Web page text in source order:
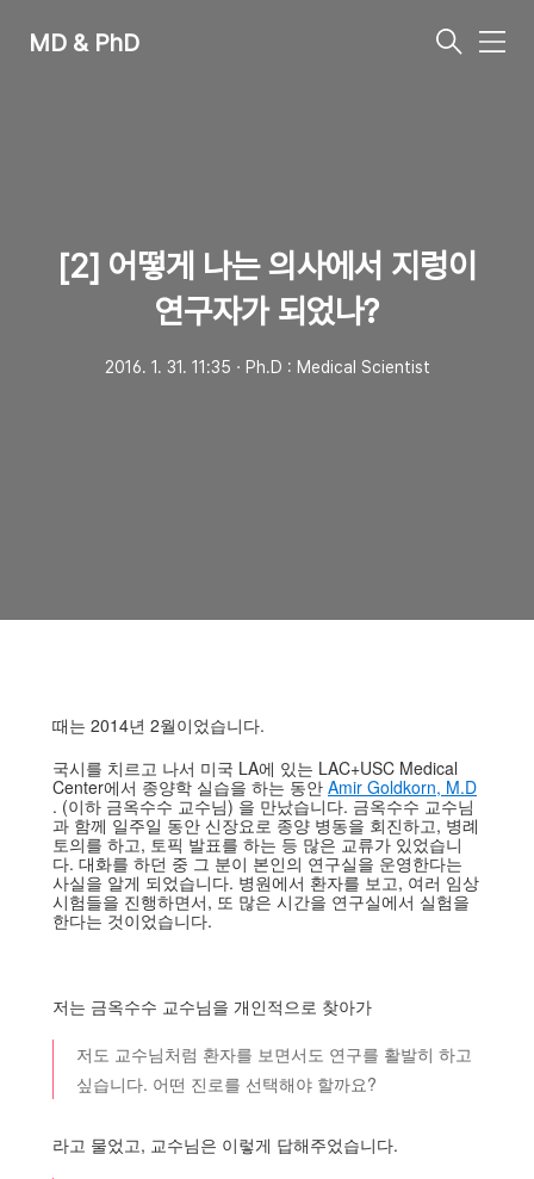
MD & PhD
메
[2] 어떻게 나는 의사에서 지렁이
연구자가 되었나?
2016. 1. 31. 11:35 ㆍ Ph.D : Medical Scientist
때는 2014년 2월이었습니다.
국시를 치르고 나서 미국 LA에 있는 LAC+USC Medical
Center에서 종양학 실습을 하는 동안 Amir Goldkorn, M.D
. (이하 금옥수수 교수님) 을 만났습니다. 금옥수수 교수님
과 함께 일주일 동안 신장요로 종양 병동을 회진하고, 병례
토의를 하고, 토픽 발표를 하는 등 많은 교류가 있었습니
다. 대화를 하던 중 그 분이 본인의 연구실을 운영한다는
사실을 알게 되었습니다. 병원에서 환자를 보고, 여러 임상
시험들을 진행하면서, 또 많은 시간을 연구실에서 실험을
한다는 것이었습니다.
저는 금옥수수 교수님을 개인적으로 찾아가
저도 교수님처럼 환자를 보면서도 연구를 활발히 하고
싶습니다. 어떤 진로를 선택해야 할까요?
라고 물었고, 교수님은 이렇게 답해주었습니다.